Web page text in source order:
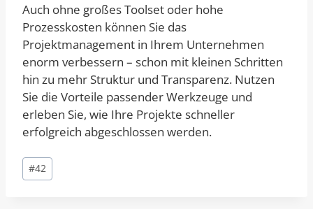
Auch ohne großes Toolset oder hohe
Prozesskosten können Sie das
Projektmanagement in Ihrem Unternehmen
enorm verbessern – schon mit kleinen Schritten
hin zu mehr Struktur und Transparenz. Nutzen
Sie die Vorteile passender Werkzeuge und
erleben Sie, wie Ihre Projekte schneller
erfolgreich abgeschlossen werden.
Schlagworte:
#42